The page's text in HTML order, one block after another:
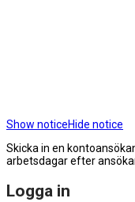
Show noticeHide notice
Skicka in en
arbetsdagar efter
Logga in